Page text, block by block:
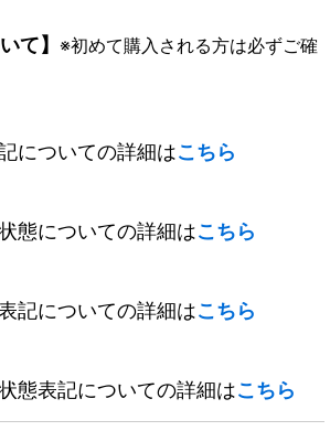
て】 ※初めて購入される方は必ずご確
についての詳細はこちら
態についての詳細はこちら
記についての詳細はこちら
態表記についての詳細はこちら